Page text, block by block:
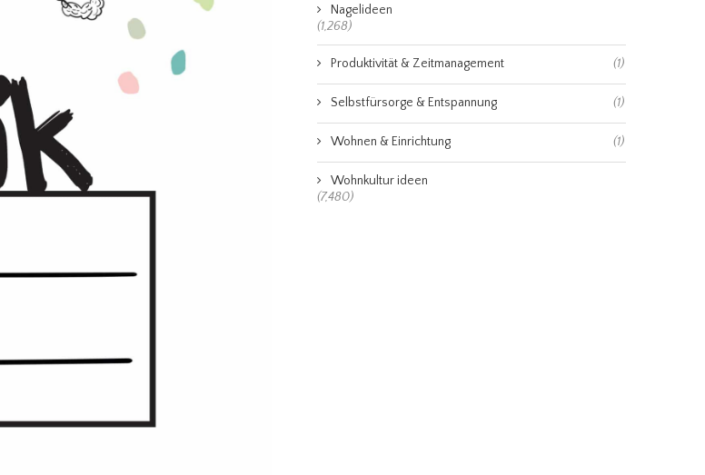
Nagelideen
(1,268)
Produktivität & Zeitmanagement (1)
Selbstfürsorge & Entspannung (1)
Wohnen & Einrichtung (1)
Wohnkultur ideen
(7,480)